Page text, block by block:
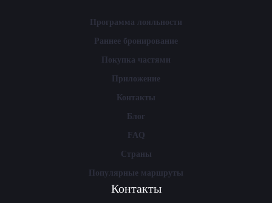
Программа лояльности
Раннее бронирование
Покупка частями
Приложение
Контакты
Блог
FAQ
Страны
Популярные маршруты
Контакты